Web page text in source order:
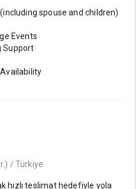
spouse and children)
Events
Support
/ Türkiye
hızlı teslimat hedefiyle yola